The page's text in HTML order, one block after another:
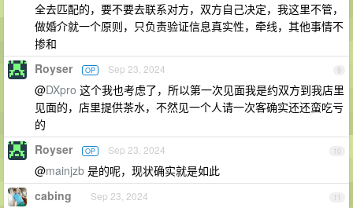
全去匹配的，要不要去联系对方，双方自己决定，我这里不管，
做婚介就一个原则，只负责验证信息真实性，牵线，其他事情不
掺和
9
Royser OP Sep 23, 2024
@DXpro 这个我也考虑了，所以第一次见面我是约双方到我店里
见面的，店里提供茶水，不然见一个人请一次客确实还还蛮吃亏
的
10
Royser OP Sep 23, 2024
@mainjzb 是的呢，现状确实就是如此
11
cabing Sep 23, 2024